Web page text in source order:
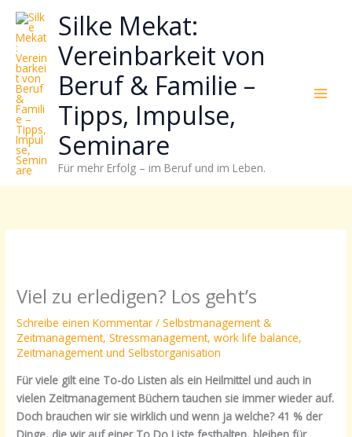
Zum
Inhalt
springen
Silke Mekat:
Vereinbarkeit von
Beruf & Familie –
Tipps, Impulse,
Seminare
Für mehr Erfolg – im Beruf und im Leben.
Viel zu erledigen? Los geht’s
Schreibe einen Kommentar /Selbstmanagement &
Zeitmanagement,Stressmanagement,work life balance,
Zeitmanagement und Selbstorganisation
Für viele gilt eine To-do Listen als ein Heilmittel und auch in
vielen Zeitmanagement Büchern tauchen sie immer wieder auf.
Doch brauchen wir sie wirklich und wenn ja welche? 41 % der
Dinge, die wir auf einer To Do Liste festhalten, bleiben für
wie
sich
Stress
reduzieren
Energie
gezielter
einsetzen
lässt?
Einfach